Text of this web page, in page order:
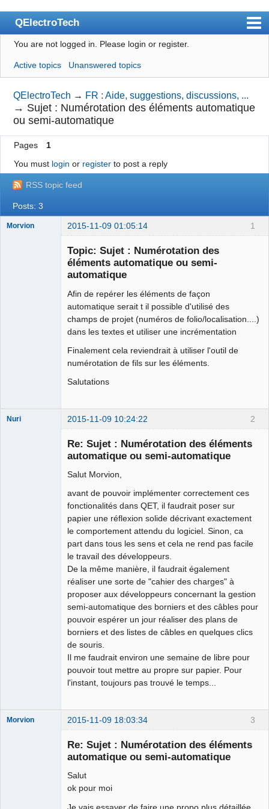
QElectroTech
Index
User list
Search
Register
Login
Wiki
BugTracker
Videos
Manual 0.8_cs
Google_Search
You are not logged in. Please login or register.
Active topics Unanswered topics
QElectroTech → FR : Aide, suggestions, discussions, ...
→ Sujet : Numérotation des éléments automatique
ou semi-automatique
Pages
1
You must login or registerto post a reply
RSS topic feed
Posts: 3
1
Morvion 2015-11-09 01:05:14
Topic: Sujet : Numérotation des
éléments automatique ou semi-
automatique
Afin de repérer les éléments de façon
automatique serait t il possible d'utilisé des
champs de projet (numéros de folio/localisation....)
dans les textes et utiliser une incrémentation
Finalement cela reviendrait à utiliser l'outil de
numérotation de fils sur les éléments.
Salutations
2
Nuri 2015-11-09 10:24:22
Re: Sujet : Numérotation des éléments
automatique ou semi-automatique
Salut Morvion,
avant de pouvoir implémenter correctement ces
fonctionalités dans QET, il faudrait poser sur
papier une réflexion solide décrivant exactement
le comportement attendu du logiciel. Sinon, ca
part dans tous les sens et cela ne rend pas facile
le travail des développeurs.
De la même manière, il faudrait également
réaliser une sorte de "cahier des charges" à
proposer aux développeurs concernant la gestion
semi-automatique des borniers et des câbles pour
pouvoir espérer un jour réaliser des plans de
borniers et des listes de câbles en quelques clics
de souris.
Il me faudrait environ une semaine de libre pour
pouvoir tout mettre au propre sur papier. Pour
l'instant, toujours pas trouvé le temps...
3
Morvion 2015-11-09 18:03:34
Re: Sujet : Numérotation des éléments
automatique ou semi-automatique
Salut
ok pour moi
Je vais essayer de faire une propo plus détaillée